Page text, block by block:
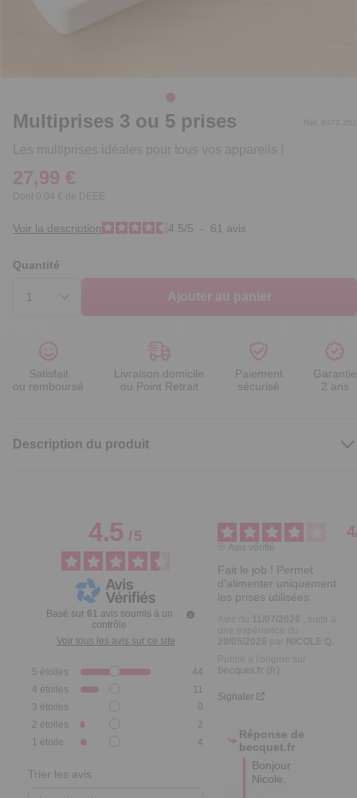
Multiprises 3 ou 5 prises
Les multiprises idéales pour tous vos appareils !
Réf. 8372.351
27,99 €
Dont 0,04 € de DEEE
Voir la description 4.5/5 - 61 avis
Quantité
Ajouter au panier
Satisfait
ou remboursé
Livraison domicile
ou Point Retrait
Paiement
sécurisé
Garantie
2 ans
Description du produit
4.5/5
Basé sur 61 avis soumis à un
contrôle
Voir tous les avis sur ce site
5 étoiles
44
4 étoiles
11
3 étoiles
0
2 étoiles
2
1 étoile 4
Trier les avis
4
Avis vérifié
Fait le job ! Permet
d'alimenter uniquement
les prises utilisées
Signaler
Réponse de
becquet.fr
Bonjour
Nicole,